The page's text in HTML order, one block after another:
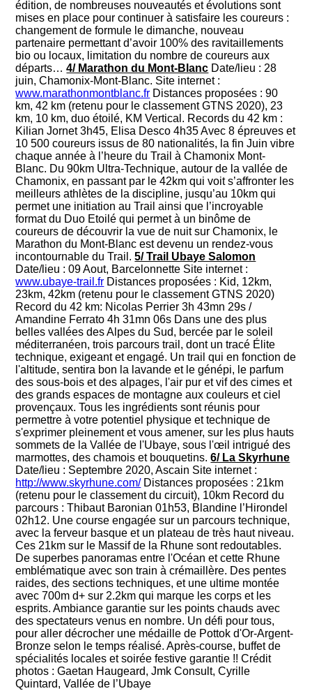
édition, de nombreuses nouveautés et évolutions sont
mises en place pour continuer à satisfaire les coureurs :
changement de formule le dimanche, nouveau
partenaire permettant d’avoir 100% des ravitaillements
bio ou locaux, limitation du nombre de coureurs aux
départs…4/ Marathon du Mont-Blanc Date/lieu : 28
juin, Chamonix-Mont-Blanc. Site internet :
www.marathonmontblanc.fr Distances proposées : 90
km, 42 km (retenu pour le classement GTNS 2020), 23
km, 10 km, duo étoilé, KM Vertical. Records du 42 km :
Kilian Jornet 3h45, Elisa Desco 4h35 Avec 8 épreuves et
10 500 coureurs issus de 80 nationalités, la fin Juin vibre
chaque année à l’heure du Trail à Chamonix Mont-
Blanc. Du 90km Ultra-Technique, autour de la vallée de
Chamonix, en passant par le 42km qui voit s’affronter les
meilleurs athlètes de la discipline, jusqu’au 10km qui
permet une initiation au Trail ainsi que l’incroyable
format du Duo Etoilé qui permet à un binôme de
coureurs de découvrir la vue de nuit sur Chamonix, le
Marathon du Mont-Blanc est devenu un rendez-vous
incontournable du Trail.5/ Trail Ubaye Salomon
Date/lieu : 09 Aout, Barcelonnette Site internet :
www.ubaye-trail.fr Distances proposées : Kid, 12km,
23km, 42km (retenu pour le classement GTNS 2020)
Record du 42 km: Nicolas Perrier 3h 43mn 29s /
Amandine Ferrato 4h 31mn 06s Dans une des plus
belles vallées des Alpes du Sud, bercée par le soleil
méditerranéen, trois parcours trail, dont un tracé Élite
technique, exigeant et engagé. Un trail qui en fonction de
l'altitude, sentira bon la lavande et le génépi, le parfum
des sous-bois et des alpages, l'air pur et vif des cimes et
des grands espaces de montagne aux couleurs et ciel
provençaux. Tous les ingrédients sont réunis pour
permettre à votre potentiel physique et technique de
s'exprimer pleinement et vous amener, sur les plus hauts
sommets de la Vallée de l'Ubaye, sous l'œil intrigué des
marmottes, des chamois et bouquetins.6/ La Skyrhune
Date/lieu : Septembre 2020, Ascain Site internet :
http://www.skyrhune.com/ Distances proposées : 21km
(retenu pour le classement du circuit), 10km Record du
parcours : Thibaut Baronian 01h53, Blandine l’Hirondel
02h12. Une course engagée sur un parcours technique,
avec la ferveur basque et un plateau de très haut niveau.
Ces 21km sur le Massif de la Rhune sont redoutables.
De superbes panoramas entre l'Océan et cette Rhune
emblématique avec son train à crémaillère. Des pentes
raides, des sections techniques, et une ultime montée
avec 700m d+ sur 2.2km qui marque les corps et les
esprits. Ambiance garantie sur les points chauds avec
des spectateurs venus en nombre. Un défi pour tous,
pour aller décrocher une médaille de Pottok d'Or-Argent-
Bronze selon le temps réalisé. Après-course, buffet de
spécialités locales et soirée festive garantie !! Crédit
photos : Gaetan Haugeard, Jmk Consult, Cyrille
Quintard, Vallée de l’Ubaye